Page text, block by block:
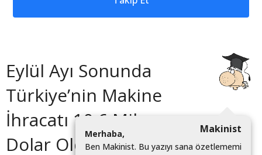
Eylül Ayı Sonunda
Türkiye’nin Makine
İhracatı 10,6 Milyar
Dolar Oldu
Makinist
Merhaba,
Ben Makinist. Bu yazıyı sana özetlememi